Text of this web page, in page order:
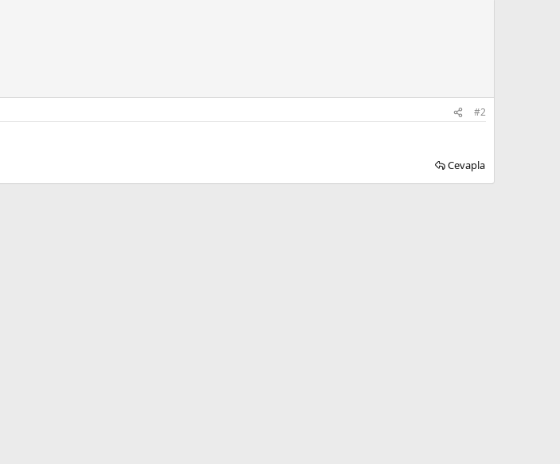
#2
Cevapla